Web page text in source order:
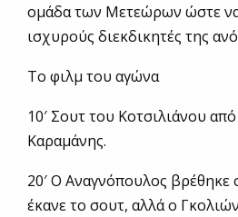
ομάδα των Μετεώρων ώστε
ισχυρούς διεκδικητές της
Το φιλμ του αγώνα
10′ Σουτ του Κοτσιλιάνου
Καραμάνης.
20′ Ο Αναγνόπουλος βρέθηκε
έκανε το σουτ, αλλά ο